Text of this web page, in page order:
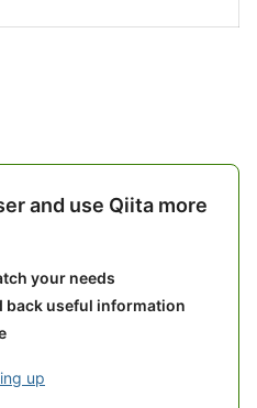
and use Qiita more
your needs
back useful information
up